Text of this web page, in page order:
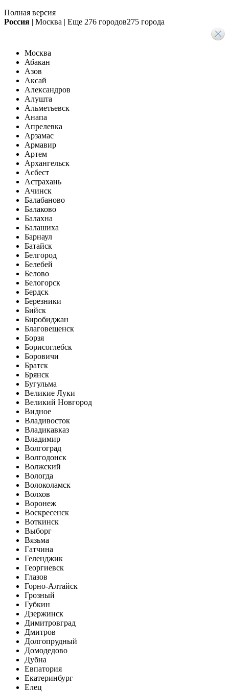
Полная версия
Россия | Москва | Еще 276 городов275 города
Москва
Абакан
Азов
Аксай
Александров
Алушта
Альметьевск
Анапа
Апрелевка
Арзамас
Армавир
Артем
Архангельск
Асбест
Астрахань
Ачинск
Балабаново
Балаково
Балахна
Балашиха
Барнаул
Батайск
Белгород
Белебей
Белово
Белогорск
Бердск
Березники
Бийск
Биробиджан
Благовещенск
Борзя
Борисоглебск
Боровичи
Братск
Брянск
Бугульма
Великие Луки
Великий Новгород
Видное
Владивосток
Владикавказ
Владимир
Волгоград
Волгодонск
Волжский
Вологда
Волоколамск
Волхов
Воронеж
Воскресенск
Воткинск
Выборг
Вязьма
Гатчина
Геленджик
Георгиевск
Глазов
Горно-Алтайск
Грозный
Губкин
Дзержинск
Димитровград
Дмитров
Долгопрудный
Домодедово
Дубна
Евпатория
Екатеринбург
Елец